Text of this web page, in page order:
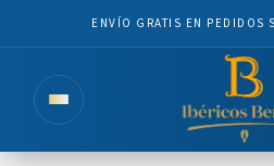
ENVÍO GRATIS EN PEDIDOS